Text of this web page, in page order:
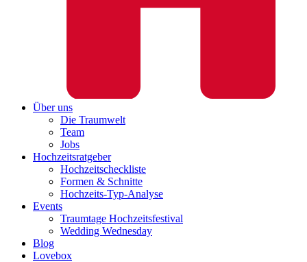
Über uns
Die Traumwelt
Team
Jobs
Hochzeitsratgeber
Hochzeitscheckliste
Formen & Schnitte
Hochzeits-Typ-Analyse
Events
Traumtage Hochzeitsfestival
Wedding Wednesday
Blog
Lovebox